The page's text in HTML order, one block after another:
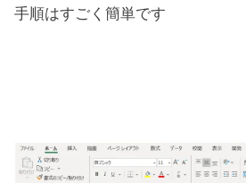
手順はすごく簡単です